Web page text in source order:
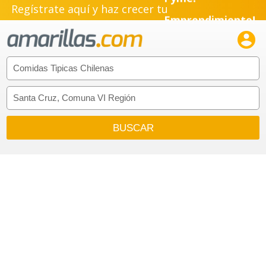
Regístrate aquí y haz crecer tuEmprendimiento!
